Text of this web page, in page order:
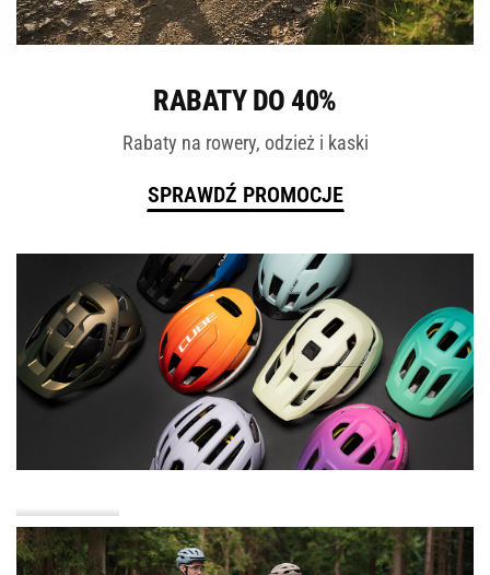
RABATY DO 40%
Rabaty na rowery, odzież i kaski
SPRAWDŹ PROMOCJE